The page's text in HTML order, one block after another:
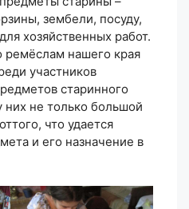
зембели, посуду,
хозяйственных работ.
ремёслам нашего края
участников
старинного
них не только большой
что удается
и его назначение в